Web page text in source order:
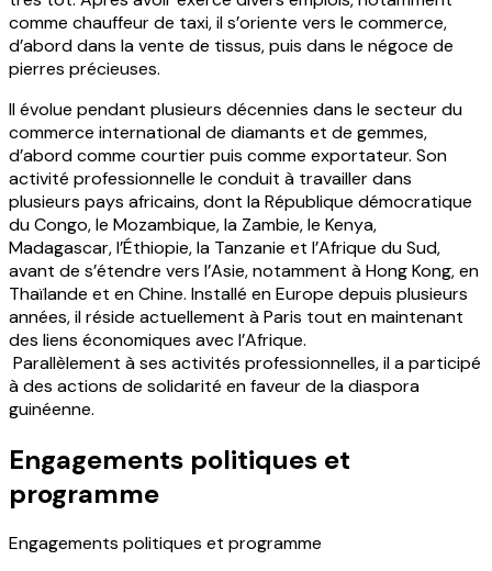
comme chauffeur de taxi, il s’oriente vers le commerce,
d’abord dans la vente de tissus, puis dans le négoce de
pierres précieuses.
Il évolue pendant plusieurs décennies dans le secteur du
commerce international de diamants et de gemmes,
d’abord comme courtier puis comme exportateur. Son
activité professionnelle le conduit à travailler dans
plusieurs pays africains, dont la République démocratique
du Congo, le Mozambique, la Zambie, le Kenya,
Madagascar, l’Éthiopie, la Tanzanie et l’Afrique du Sud,
avant de s’étendre vers l’Asie, notamment à Hong Kong, en
Thaïlande et en Chine. Installé en Europe depuis plusieurs
années, il réside actuellement à Paris tout en maintenant
des liens économiques avec l’Afrique.
Parallèlement à ses activités professionnelles, il a participé
à des actions de solidarité en faveur de la diaspora
guinéenne.
Engagements politiques et
programme
Engagements politiques et programme